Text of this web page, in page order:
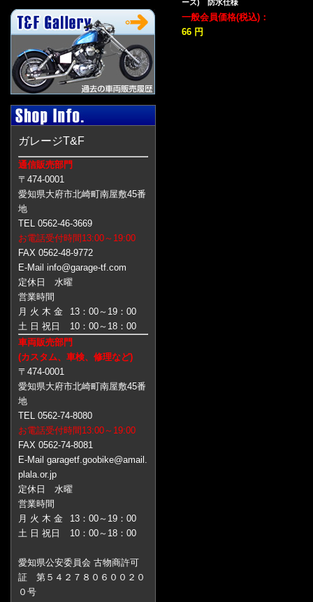
ガレージT&F
通信販売部門
〒474-0001
愛知県大府市北崎町南屋敷45番
地
TEL 0562-46-3669
お電話受付時間13:00～19:00
FAX 0562-48-9772
E-Mail info@garage-tf.com
定休日 水曜
営業時間
月 火 木 金
13：00～19：00
土 日 祝日
10：00～18：00
車両販売部門
(カスタム、車検、修理など)
〒474-0001
愛知県大府市北崎町南屋敷45番
地
TEL 0562-74-8080
お電話受付時間13:00～19:00
FAX 0562-74-8081
E-Mail garagetf.goobike@amail.
plala.or.jp
定休日 水曜
営業時間
月 火 木 金
13：00～19：00
土 日 祝日
10：00～18：00
愛知県公安委員会 古物商許可
証 第５４２７８０６００２０
０号
ーズ) 防水仕様
一般会員価格(税込)：
66 円